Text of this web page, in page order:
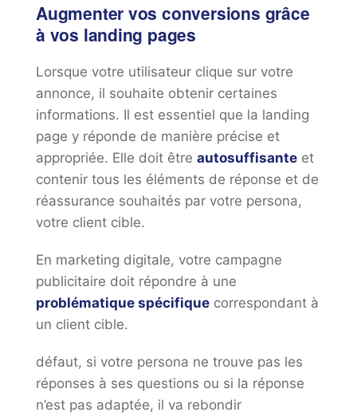
Augmenter vos conversions grâce
à vos landing pages
Lorsque votre utilisateur clique sur votre
annonce, il souhaite obtenir certaines
informations. Il est essentiel que la landing
page y réponde de manière précise et
appropriée. Elle doit être autosuffisante et
contenir tous les éléments de réponse et de
réassurance souhaités par votre persona,
votre client cible.
En marketing digitale, votre campagne
publicitaire doit répondre à une
problématique spécifique correspondant à
un client cible.
défaut, si votre persona ne trouve pas les
réponses à ses questions ou si la réponse
n’est pas adaptée, il va rebondir